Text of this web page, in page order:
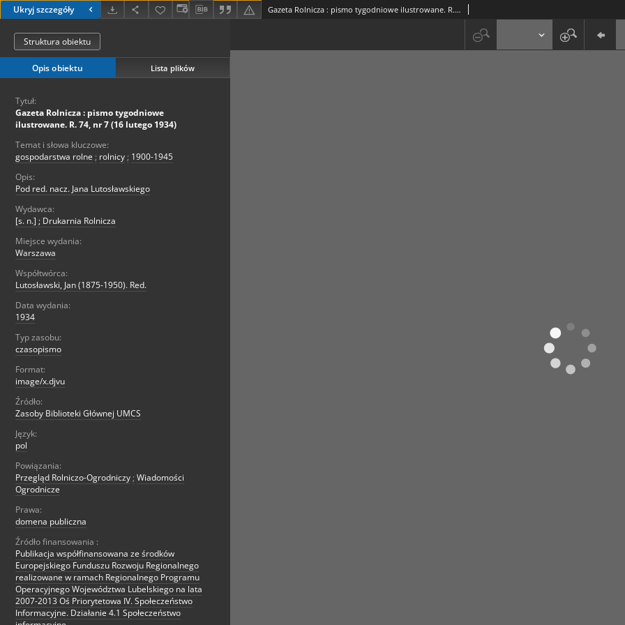
Ukryj szczegóły Gazeta Rolnicza : pismo tygodniowe ilustrowane. R. 74, nr 7 (16 lutego 1934)
Struktura obiektu
Opis obiektu Lista plików
Tytuł:
Gazeta Rolnicza : pismo tygodniowe
ilustrowane. R. 74, nr 7 (16 lutego 1934)
Temat i słowa kluczowe:
gospodarstwa rolne ; rolnicy ; 1900-1945
Opis:
Pod red. nacz. Jana Lutosławskiego
Wydawca:
[s. n.] ; Drukarnia Rolnicza
Miejsce wydania:
Warszawa
Współtwórca:
Lutosławski, Jan (1875-1950). Red.
Data wydania:
1934
Typ zasobu:
czasopismo
Format:
image/x.djvu
Źródło:
Zasoby Biblioteki Głównej UMCS
Język:
pol
Powiązania:
Przegląd Rolniczo-Ogrodniczy ; Wiadomości
Ogrodnicze
Prawa:
domena publiczna
Źródło finansowania :
Publikacja współfinansowana ze środków
Europejskiego Funduszu Rozwoju Regionalnego
realizowane w ramach Regionalnego Programu
Operacyjnego Województwa Lubelskiego na lata
2007-2013 Oś Priorytetowa IV. Społeczeństwo
Informacyjne. Działanie 4.1 Społeczeństwo